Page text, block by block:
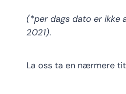
(*per dags dato er ikke
2021).
La oss ta en nærmere